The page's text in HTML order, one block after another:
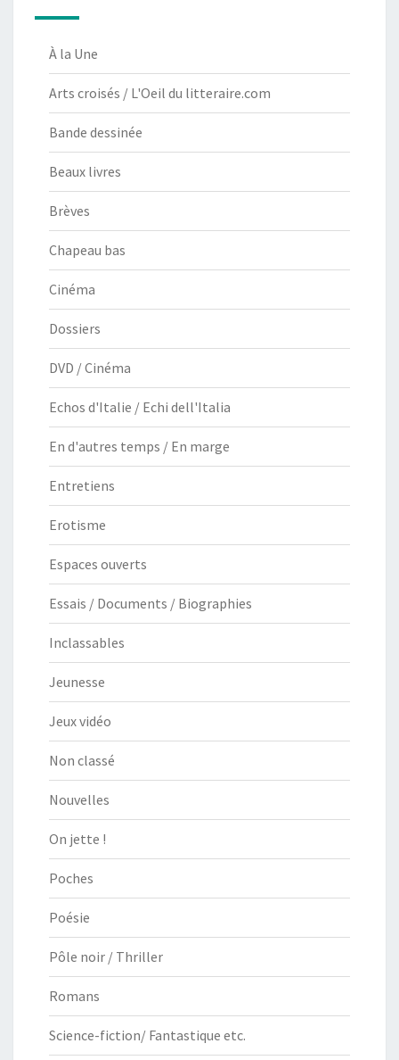
À la Une
Arts croisés / L'Oeil du litteraire.com
Bande dessinée
Beaux livres
Brèves
Chapeau bas
Cinéma
Dossiers
DVD / Cinéma
Echos d'Italie / Echi dell'Italia
En d'autres temps / En marge
Entretiens
Erotisme
Espaces ouverts
Essais / Documents / Biographies
Inclassables
Jeunesse
Jeux vidéo
Non classé
Nouvelles
On jette !
Poches
Poésie
Pôle noir / Thriller
Romans
Science-fiction/ Fantastique etc.